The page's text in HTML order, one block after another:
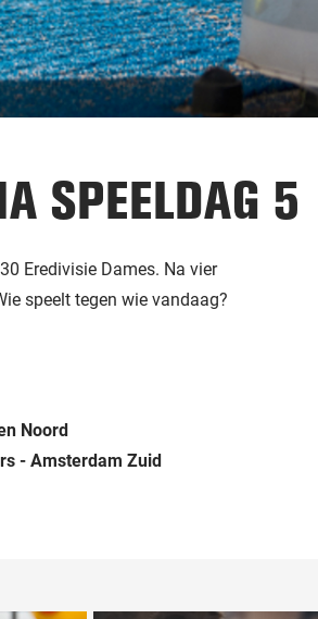
SPEELDAG 5
Eredivisie Dames. Na vier
speelt tegen wie vandaag?
Noord
- Amsterdam Zuid